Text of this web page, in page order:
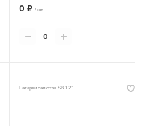
0 ₽ / шт.
Батареи салютов SB 1.2"